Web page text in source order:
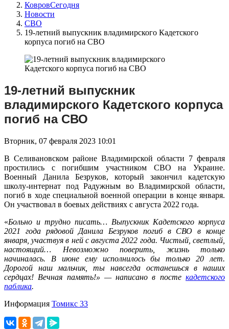
КовровСегодня
Новости
СВО
19-летний выпускник владимирского Кадетского
корпуса погиб на СВО
19-летний выпускник
владимирского Кадетского корпуса
погиб на СВО
Вторник, 07 февраля 2023 10:01
В Селивановском районе Владимирской области 7 февраля
простились с погибшим участником СВО на Украине.
Военный Данила Безруков, который закончил кадетскую
школу-интернат под Радужным во Владимирской области,
погиб в ходе специальной военной операции в конце января.
Он участвовал в боевых действиях с августа 2022 года.
«Больно и трудно писать… Выпускник Кадетского корпуса
2021 года рядовой Данила Безруков погиб в СВО в конце
января, участвуя в ней с августа 2022 года. Чистый, светлый,
настоящий… Невозможно поверить, жизнь только
начиналась. В июне ему исполнилось бы только 20 лет.
Дорогой наш мальчик, ты навсегда останешься в наших
сердцах! Вечная память!» — написано в посте кадетского
паблика.
Информация Томикс 33